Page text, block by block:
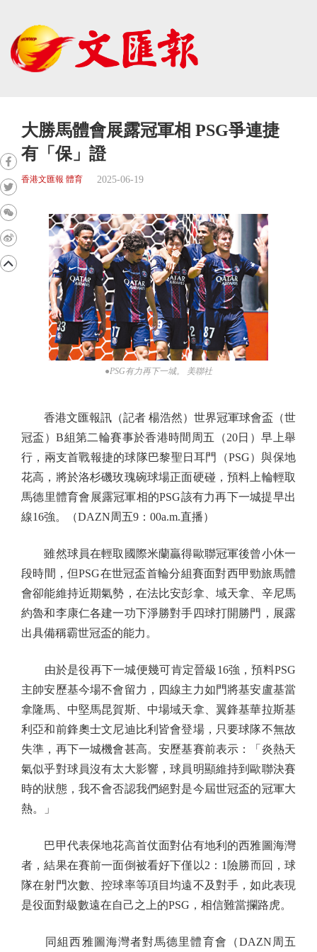
大勝馬體會展露冠軍相 PSG爭連捷
有「保」證
香港文匯報 體育 2025-06-19
●PSG有力再下一城。 美聯社
香港文匯報訊（記者 楊浩然）世界冠軍球會盃（世
冠盃）B組第二輪賽事於香港時間周五（20日）早上舉
行，兩支首戰報捷的球隊巴黎聖日耳門（PSG）與保地
花高，將於洛杉磯玫瑰碗球場正面硬碰，預料上輪輕取
馬德里體育會展露冠軍相的PSG該有力再下一城提早出
線16強。（DAZN周五9：00a.m.直播）
雖然球員在輕取國際米蘭贏得歐聯冠軍後曾小休一
段時間，但PSG在世冠盃首輪分組賽面對西甲勁旅馬體
會卻能維持近期氣勢，在法比安彭拿、域天拿、辛尼馬
約魯和李康仁各建一功下淨勝對手四球打開勝門，展露
出具備稱霸世冠盃的能力。
由於是役再下一城便幾可肯定晉級16強，預料PSG
主帥安歷基今場不會留力，四線主力如門將基安盧基當
拿隆馬、中堅馬昆賀斯、中場域天拿、翼鋒基華拉斯基
利亞和前鋒奧士文尼迪比利皆會登場，只要球隊不無故
失準，再下一城機會甚高。安歷基賽前表示：「炎熱天
氣似乎對球員沒有太大影響，球員明顯維持到歐聯決賽
時的狀態，我不會否認我們絕對是今屆世冠盃的冠軍大
熱。」
巴甲代表保地花高首仗面對佔有地利的西雅圖海灣
者，結果在賽前一面倒被看好下僅以2：1險勝而回，球
隊在射門次數、控球率等項目均遠不及對手，如此表現
是役面對級數遠在自己之上的PSG，相信難當攔路虎。
同組西雅圖海灣者對馬德里體育會（DAZN周五